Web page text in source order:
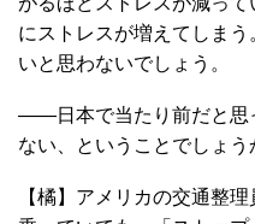
にストレスが増えてしま
いと思わないでしょう。
――日本で当たり前だと思
ない、ということでしょう
【橘】アメリカの交通整